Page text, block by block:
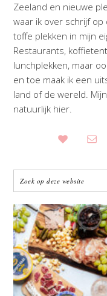
Zeeland en nieuwe
waar ik over schrijf
toffe plekken in mijn
Restaurants,
lunchplekken, maar
en toe maak ik een
land of de wereld.
natuurlijk hier.